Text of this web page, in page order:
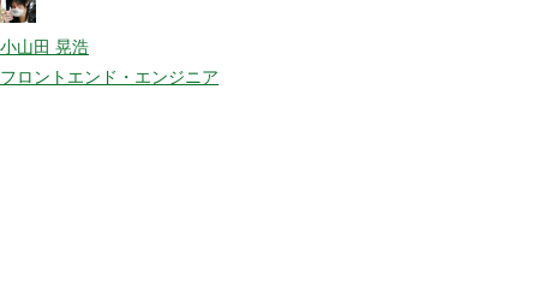
小山田 晃浩
フロントエンド・エンジニア